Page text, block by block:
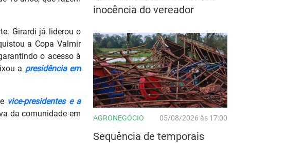
Girardi já liderou o
a Copa Valmir
o acesso à
a presidência em
vice-presidentes e a
da comunidade em
inocência do vereador
AGRONEGÓCIO 05/08/2026 às 17:00
Sequência de temporais